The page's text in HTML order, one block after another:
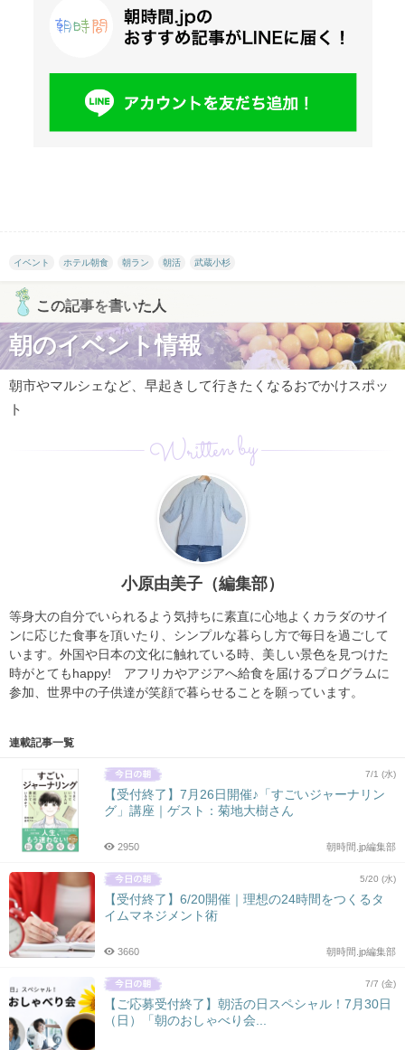
イベント ホテル朝食 朝ラン 朝活 武蔵小杉
この記事を書いた人
朝のイベント情報
朝市やマルシェなど、早起きして行きたくなるおでかけスポッ
ト
Written by
小原由美子（編集部）
等身大の自分でいられるよう気持ちに素直に心地よくカラダのサイ
ンに応じた食事を頂いたり、シンプルな暮らし方で毎日を過ごして
います。外国や日本の文化に触れている時、美しい景色を見つけた
時がとてもhappy! アフリカやアジアへ給食を届けるプログラムに
参加、世界中の子供達が笑顔で暮らせることを願っています。
連載記事一覧
7/1 (水)
【受付終了】7月26日開催♪「すごいジャーナリン
グ」講座｜ゲスト：菊地大樹さん
朝時間.jp編集部
2950
5/20 (水)
【受付終了】6/20開催｜理想の24時間をつくるタ
イムマネジメント術
朝時間.jp編集部
3660
7/7 (金)
【ご応募受付終了】朝活の日スペシャル！7月30日
（日）「朝のおしゃべり会...